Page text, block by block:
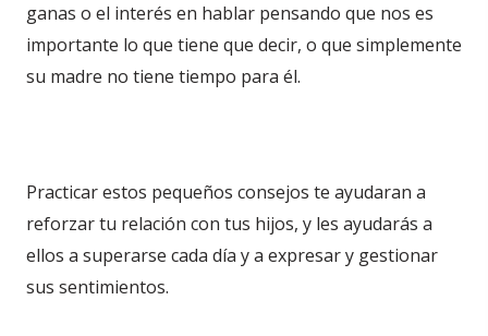
ganas o el interés en hablar pensando que nos es
importante lo que tiene que decir, o que simplemente
su madre no tiene tiempo para él.
Practicar estos pequeños consejos te ayudaran a
reforzar tu relación con tus hijos, y les ayudarás a
ellos a superarse cada día y a expresar y gestionar
sus sentimientos.